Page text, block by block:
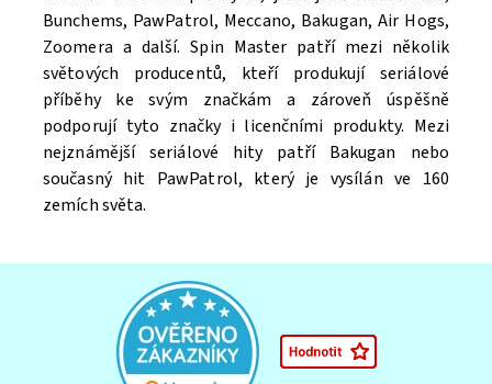
Souhlasím seZpracováním osobních údajů.
Bunchems, PawPatrol, Meccano, Bakugan, Air Hogs,
Zoomera a další. Spin Master patří mezi několik
světových producentů, kteří produkují seriálové
příběhy ke svým značkám a zároveň úspěšně
podporují tyto značky i licenčními produkty. Mezi
nejznámější seriálové hity patří Bakugan nebo
současný hit PawPatrol, který je vysílán ve 160
zemích světa.